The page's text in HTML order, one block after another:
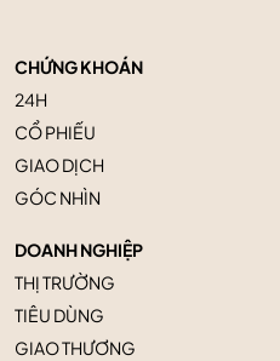
CHỨNG KHOÁN
24H
CỔ PHIẾU
GIAO DỊCH
GÓC NHÌN
DOANH NGHIỆP
THỊ TRƯỜNG
TIÊU DÙNG
GIAO THƯƠNG